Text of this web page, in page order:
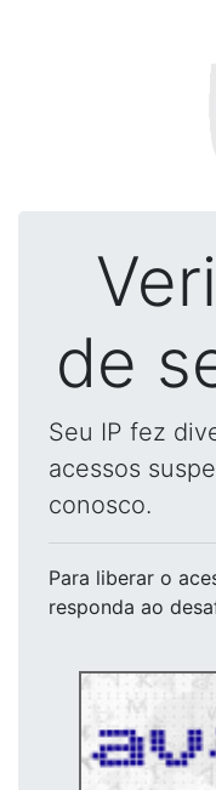
de
Seu IP fez
acessos
conosco.
Para liberar o
responda ao